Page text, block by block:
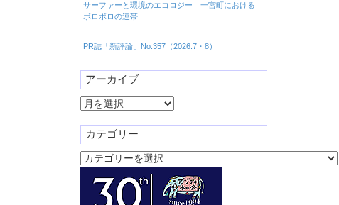
サーファーと環境のエコロジー 一宮町における
ボロボロの連帯
PR誌「新評論」No.357（2026.7・8）
アーカイブ
ア
カ
イ
ブ
カテゴリー
カ